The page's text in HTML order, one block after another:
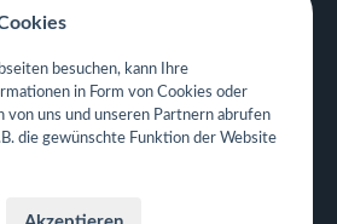
Eigene App für Restaurant
besuchen, kann Ihre
in Form von Cookies oder
von uns und unseren Partnern abrufen
die gewünschte Funktion der Website